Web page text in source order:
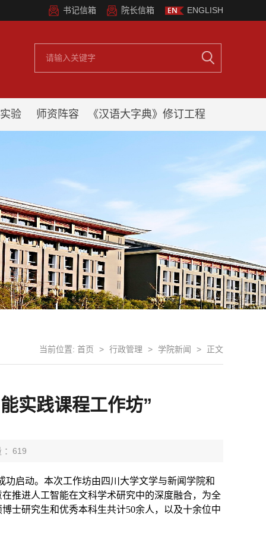
ENGLISH
院长信箱
书记信箱
验 师资阵容 《汉语大字典》修订工程
当前位置: 首页 > 行政管理 > 学院新闻 > 正文
实践课程工作坊”
619
启动。本次工作坊由四川大学文学与新闻学院和
推进人工智能在文科学术研究中的深度融合，为全
士研究生和优秀本科生共计50余人，以及十余位中